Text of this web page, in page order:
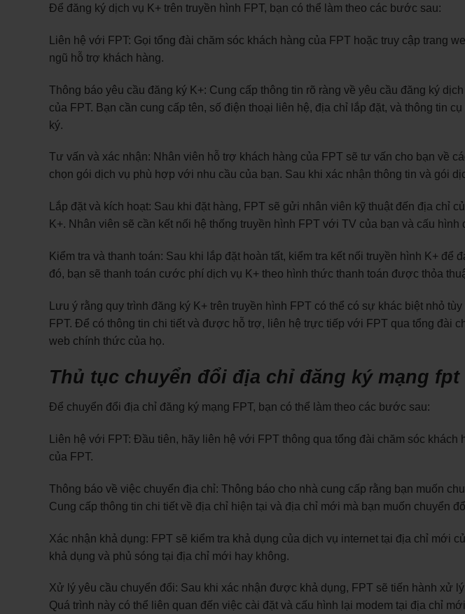
Để đăng ký dịch vụ K+ trên truyền hình FPT, bạn có thể làm theo các bước sau:
Liên hệ với FPT: Gọi tổng đài chăm sóc khách hàng của FPT hoặc truy cập trang
ngũ hỗ trợ khách hàng.
Thông báo yêu cầu đăng ký K+: Cung cấp thông tin rõ ràng về yêu cầu đăng ký
của FPT. Bạn cần cung cấp tên, số điện thoại liên hệ, địa chỉ lắp đặt, và thông tin
ký.
Tư vấn và xác nhận: Nhân viên hỗ trợ khách hàng của FPT sẽ tư vấn cho bạn về
chọn gói dịch vụ phù hợp với nhu cầu của bạn. Sau khi xác nhận thông tin và gói
Lắp đặt và kích hoạt: Sau khi đặt hàng, FPT sẽ gửi nhân viên kỹ thuật đến địa chỉ
K+. Nhân viên sẽ cần kết nối hệ thống truyền hình FPT với TV của bạn và cấu hình
Kiểm tra và thanh toán: Sau khi lắp đặt hoàn tất, kiểm tra kết nối truyền hình K+ để
đó, bạn sẽ thanh toán cước phí dịch vụ K+ theo hình thức thanh toán được thỏa
Lưu ý rằng quy trình đăng ký K+ trên truyền hình FPT có thể có sự khác biệt nhỏ
FPT. Để có thông tin chi tiết và được hỗ trợ, liên hệ trực tiếp với FPT qua tổng đài
web chính thức của họ.
Thủ tục chuyển đổi địa chỉ đăng ký mạng fpt
Để chuyển đổi địa chỉ đăng ký mạng FPT, bạn có thể làm theo các bước sau:
Liên hệ với FPT: Đầu tiên, hãy liên hệ với FPT thông qua tổng đài chăm sóc
của FPT.
Thông báo về việc chuyển địa chỉ: Thông báo cho nhà cung cấp rằng bạn muốn
Cung cấp thông tin chi tiết về địa chỉ hiện tại và địa chỉ mới mà bạn muốn chuyển
Xác nhận khả dụng: FPT sẽ kiểm tra khả dụng của dịch vụ internet tại địa chỉ mới
khả dụng và phủ sóng tại địa chỉ mới hay không.
Xử lý yêu cầu chuyển đổi: Sau khi xác nhận được khả dụng, FPT sẽ tiến hành xử
Quá trình này có thể liên quan đến việc cài đặt và cấu hình lại modem tại địa chỉ